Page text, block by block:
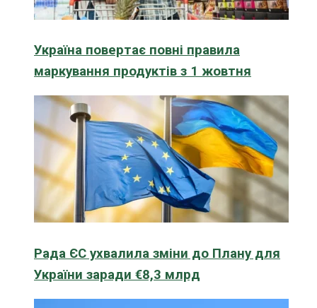
Україна повертає повні правила
маркування продуктів з 1 жовтня
Рада ЄС ухвалила зміни до Плану для
України заради €8,3 млрд